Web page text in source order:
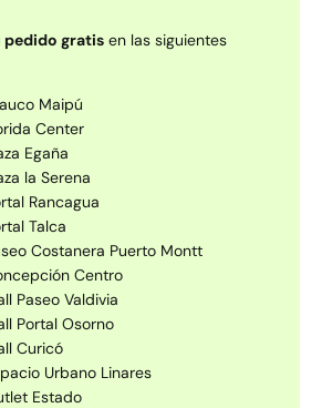
gratis en las siguientes
Maipú
Center
Egaña
la Serena
Rancagua
Talca
Costanera Puerto Montt
Centro
Paseo Valdivia
Portal Osorno
Curicó
Urbano Linares
Estado